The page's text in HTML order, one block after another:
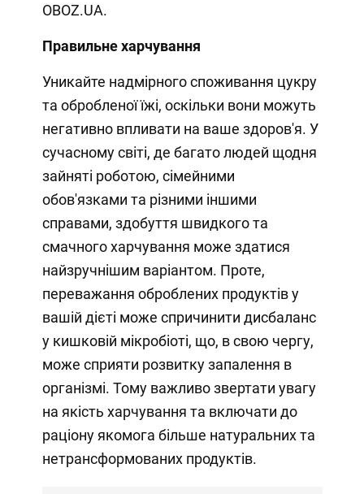
OBOZ.UA.
Правильне харчування
Уникайте надмірного споживання цукру
та обробленої їжі, оскільки вони можуть
негативно впливати на ваше здоров'я. У
сучасному світі, де багато людей щодня
зайняті роботою, сімейними
обов'язками та різними іншими
справами, здобуття швидкого та
смачного харчування може здатися
найзручнішим варіантом. Проте,
переважання оброблених продуктів у
вашій дієті може спричинити дисбаланс
у кишковій мікробіоті, що, в свою чергу,
може сприяти розвитку запалення в
організмі. Тому важливо звертати увагу
на якість харчування та включати до
раціону якомога більше натуральних та
нетрансформованих продуктів.